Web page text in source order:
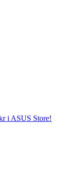
i ASUS Store!